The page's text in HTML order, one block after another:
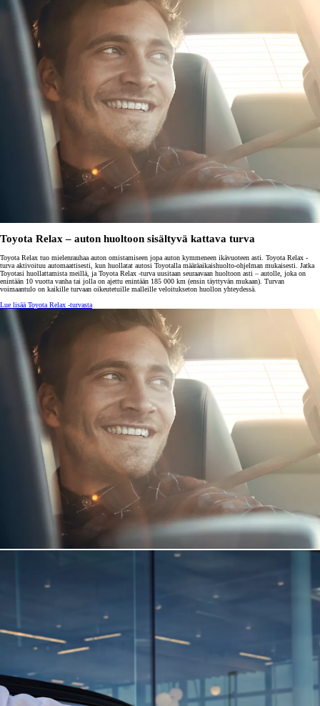
Toyota Relax – auton huoltoon sisältyvä kattava turva
Toyota Relax tuo mielenrauhaa auton omistamiseen jopa auton kymmeneen ikävuoteen asti. Toyota Relax -
turva aktivoituu automaattisesti, kun huollatat autosi Toyotalla määräaikaishuolto-ohjelman mukaisesti. Jatka
Toyotasi huollattamista meillä, ja Toyota Relax -turva uusitaan seuraavaan huoltoon asti – autolle, joka on
enintään 10 vuotta vanha tai jolla on ajettu enintään 185 000 km (ensin täyttyvän mukaan). Turvan
voimaantulo on kaikille turvaan oikeutetuille malleille veloitukseton huollon yhteydessä.
Lue lisää Toyota Relax -turvasta